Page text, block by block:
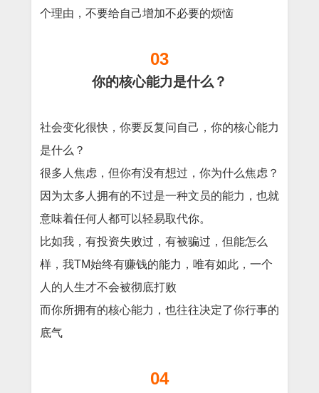
个理由，不要给自己增加不必要的烦恼
03
你的核心能力是什么？
社会变化很快，你要反复问自己，你的核心能力
是什么？
很多人焦虑，但你有没有想过，你为什么焦虑？
因为太多人拥有的不过是一种文员的能力，也就
意味着任何人都可以轻易取代你。
比如我，有投资失败过，有被骗过，但能怎么
样，我TM始终有赚钱的能力，唯有如此，一个
人的人生才不会被彻底打败
而你所拥有的核心能力，也往往决定了你行事的
底气
04